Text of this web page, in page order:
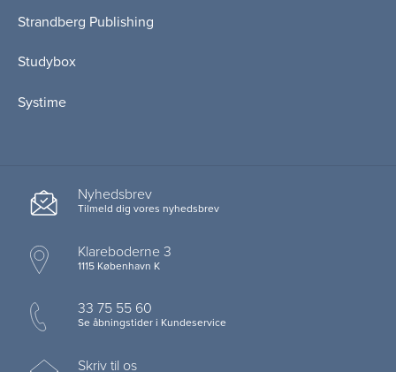
Strandberg Publishing
Studybox
Systime
Nyhedsbrev
Tilmeld dig vores nyhedsbrev
Klareboderne 3
1115 København K
33 75 55 60
Se åbningstider i Kundeservice
Skriv til os